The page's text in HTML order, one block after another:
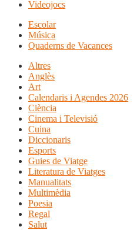
Videojocs
Escolar
Música
Quaderns de Vacances
Altres
Anglès
Art
Calendaris i Agendes 2026
Ciència
Cinema i Televisió
Cuina
Diccionaris
Esports
Guies de Viatge
Literatura de Viatges
Manualitats
Multimèdia
Poesia
Regal
Salut